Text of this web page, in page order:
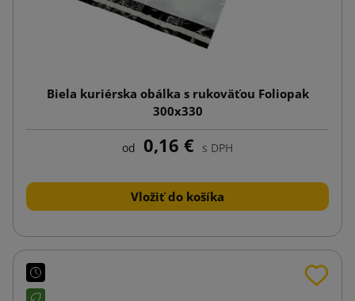
Biela kuriérska obálka s rukoväťou Foliopak
300x330
od 0,16 € s DPH
Vložiť do košíka